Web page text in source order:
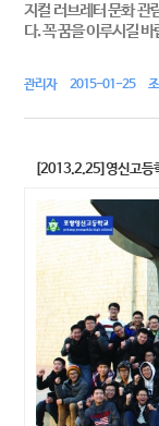
지컬 러브레터 문화 관
다. 꼭 꿈을 이루시길 바
관리자 2015-01-25 조
[2013.2.25]영신고등